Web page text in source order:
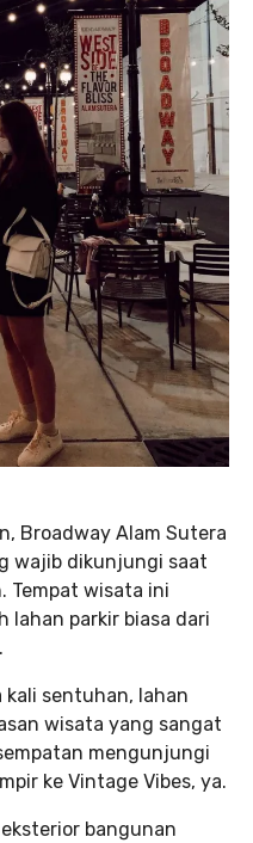
Broadway Alam Sutera
wajib dikunjungi saat
Tempat wisata ini
lahan parkir biasa dari
kali sentuhan, lahan
wisata yang sangat
mengunjungi
ke Vintage Vibes, ya.
bangunan